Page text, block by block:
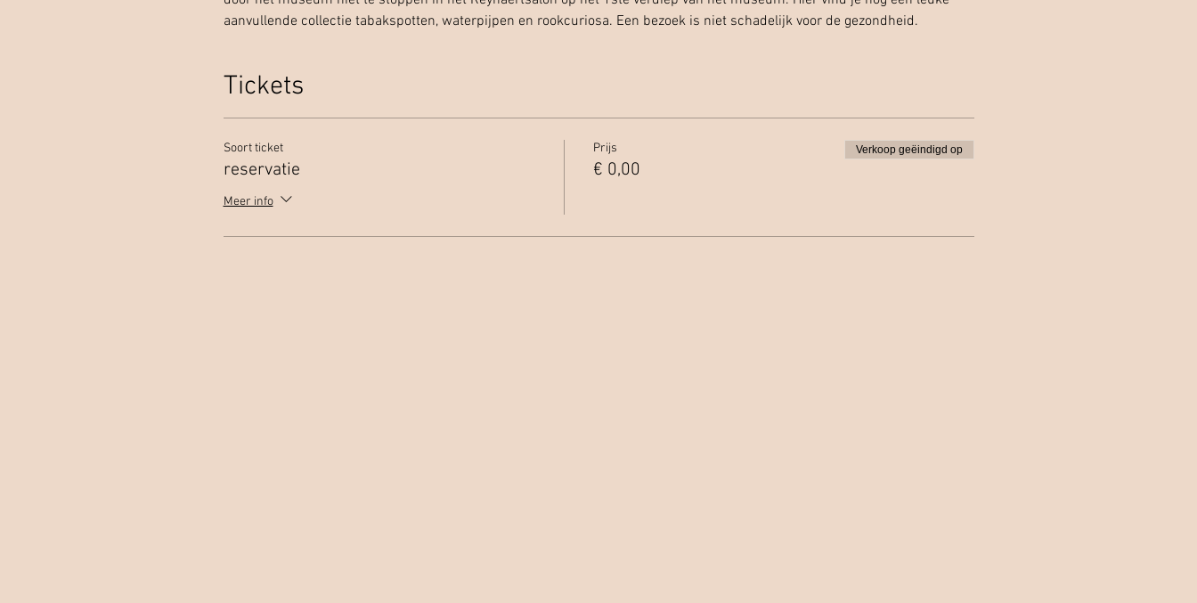
aanvullende collectie tabakspotten, waterpijpen en rookcuriosa. Een bezoek is niet schadelijk voor de gezondheid.
Tickets
Soort ticket
reservatie
Meer info
Prijs
€ 0,00
Verkoop geëindigd op